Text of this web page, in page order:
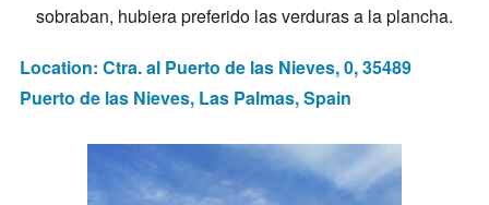
sobraban, hubiera preferido las verduras a la plancha.
Location: Ctra. al Puerto de las Nieves, 0, 35489
Puerto de las Nieves, Las Palmas, Spain